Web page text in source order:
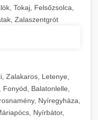
Tokaj, Felsőzsolca,
Zalaszentgrót
Zalakaros, Letenye,
Balatonlelle,
Nyíregyháza,
Nyírbátor,